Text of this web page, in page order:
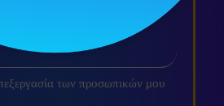
των προσωπικών μου